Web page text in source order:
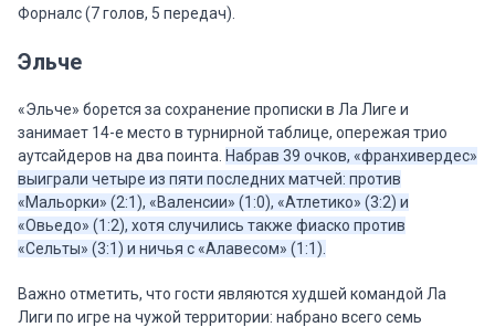
Форналс (7 голов, 5 передач).
Эльче
«Эльче» борется за сохранение прописки в Ла Лиге и
занимает 14-е место в турнирной таблице, опережая трио
аутсайдеров на два поинта. Набрав 39 очков, «франхивердес»
выиграли четыре из пяти последних матчей: против
«Мальорки» (2:1), «Валенсии» (1:0), «Атлетико» (3:2) и
«Овьедо» (1:2), хотя случились также фиаско против
«Сельты» (3:1) и ничья с «Алавесом» (1:1).
Важно отметить, что гости являются худшей командой Ла
Лиги по игре на чужой территории: набрано всего семь